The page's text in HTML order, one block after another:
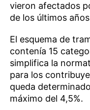
vieron afectados
de los últimos
El esquema de
contenía 15
simplifica la
para los
queda
máximo del 4,5%.